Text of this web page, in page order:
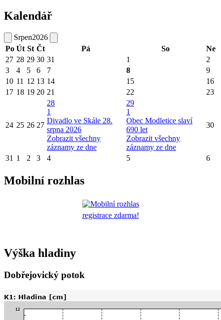
Kalendář
Srpen2026
Po Út St Čt Pá So
Ne
27 28 29 30 31 1
2
3
4 5 6 7 8
9
10 11 12 13 14 15
16
17 18 19 20 21 22 23
24 25 26 27
28
1
Divadlo ve Skále 28.
srpna 2026
Zobrazit všechny
záznamy ze dne
29
1
Obec Modletice slaví
690 let
Zobrazit všechny
záznamy ze dne
30
31 1 2 3 4 5 6
Mobilní rozhlas
registrace zdarma!
Výška hladiny
Dobřejovický potok